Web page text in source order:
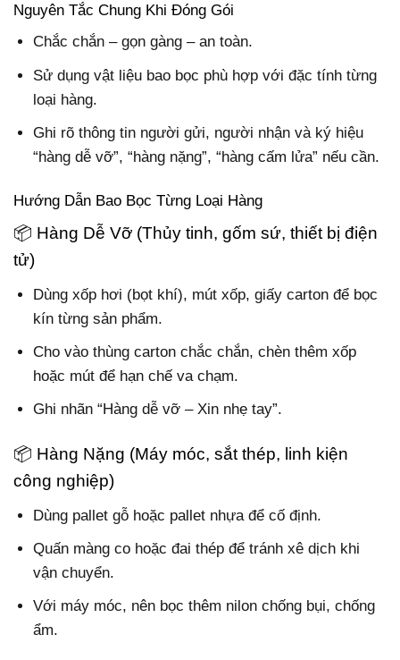
Nguyên Tắc Chung Khi Đóng Gói
Chắc chắn – gọn gàng – an toàn.
Sử dụng vật liệu bao bọc phù hợp với đặc tính từng
loại hàng.
Ghi rõ thông tin người gửi, người nhận và ký hiệu
“hàng dễ vỡ”, “hàng nặng”, “hàng cấm lửa” nếu cần.
Hướng Dẫn Bao Bọc Từng Loại Hàng
📦 Hàng Dễ Vỡ (Thủy tinh, gốm sứ, thiết bị điện
tử)
Dùng xốp hơi (bọt khí), mút xốp, giấy carton để bọc
kín từng sản phẩm.
Cho vào thùng carton chắc chắn, chèn thêm xốp
hoặc mút để hạn chế va chạm.
Ghi nhãn “Hàng dễ vỡ – Xin nhẹ tay”.
📦 Hàng Nặng (Máy móc, sắt thép, linh kiện
công nghiệp)
Dùng pallet gỗ hoặc pallet nhựa để cố định.
Quấn màng co hoặc đai thép để tránh xê dịch khi
vận chuyển.
Với máy móc, nên bọc thêm nilon chống bụi, chống
ẩm.